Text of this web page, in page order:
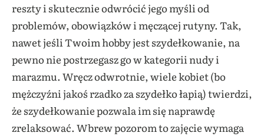
reszty i skutecznie odwrócić jego myśli od
problemów, obowiązków i męczącej rutyny. Tak,
nawet jeśli Twoim hobby jest szydełkowanie, na
pewno nie postrzegasz go w kategorii nudy i
marazmu. Wręcz odwrotnie, wiele kobiet (bo
mężczyźni jakoś rzadko za szydełko łapią) twierdzi,
że szydełkowanie pozwala im się naprawdę
zrelaksować. Wbrew pozorom to zajęcie wymaga